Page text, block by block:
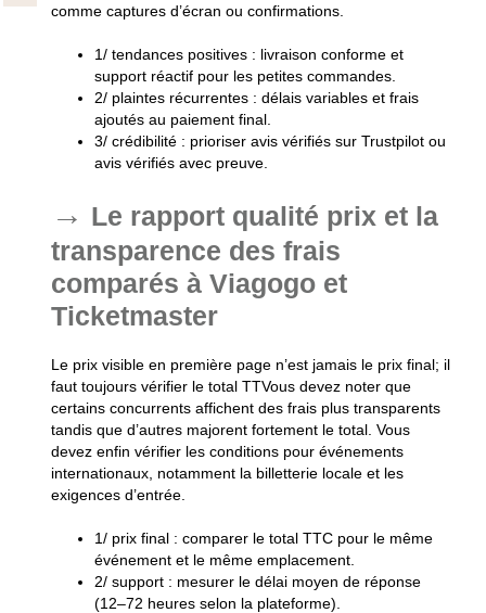
comme captures d’écran ou confirmations.
1/ tendances positives: livraison conforme et
support réactif pour les petites commandes.
2/ plaintes récurrentes: délais variables et frais
ajoutés au paiement final.
3/ crédibilité: prioriser avis vérifiés sur Trustpilot ou
avis vérifiés avec preuve.
Le rapport qualité prix et la
transparence des frais
comparés à Viagogo et
Ticketmaster
Le prix visible en première page n’est jamais le prix final; il
faut toujours vérifier le total TTVous devez noter que
certains concurrents affichent des frais plus transparents
tandis que d’autres majorent fortement le total. Vous
devez enfin vérifier les conditions pour événements
internationaux, notamment la billetterie locale et les
exigences d’entrée.
1/ prix final: comparer le total TTC pour le même
événement et le même emplacement.
2/ support: mesurer le délai moyen de réponse
(12–72 heures selon la plateforme).